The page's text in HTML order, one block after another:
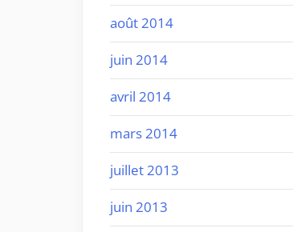
août 2014
juin 2014
avril 2014
mars 2014
juillet 2013
juin 2013